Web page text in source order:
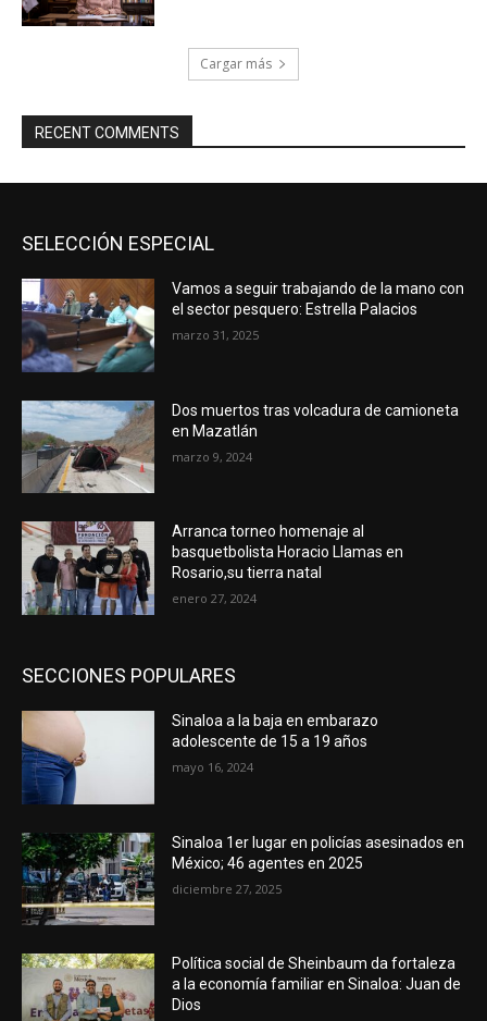
Cargar más
RECENT COMMENTS
SELECCIÓN ESPECIAL
Vamos a seguir trabajando de la mano con
el sector pesquero: Estrella Palacios
marzo 31, 2025
Dos muertos tras volcadura de camioneta
en Mazatlán
marzo 9, 2024
Arranca torneo homenaje al
basquetbolista Horacio Llamas en
Rosario,su tierra natal
enero 27, 2024
SECCIONES POPULARES
Sinaloa a la baja en embarazo
adolescente de 15 a 19 años
mayo 16, 2024
Sinaloa 1er lugar en policías asesinados en
México; 46 agentes en 2025
diciembre 27, 2025
Política social de Sheinbaum da fortaleza
a la economía familiar en Sinaloa: Juan de
Dios